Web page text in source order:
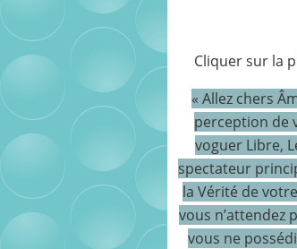
Cliquer sur la
« Allez chers
perception de
voguer Libre,
spectateur
la Vérité de
vous n’attendez
vous ne